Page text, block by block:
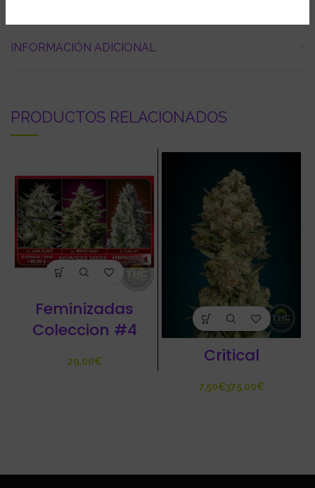
INFORMACIÓN ADICIONAL
PRODUCTOS RELACIONADOS
Feminizadas
Coleccion #4
€ Critical
€ €